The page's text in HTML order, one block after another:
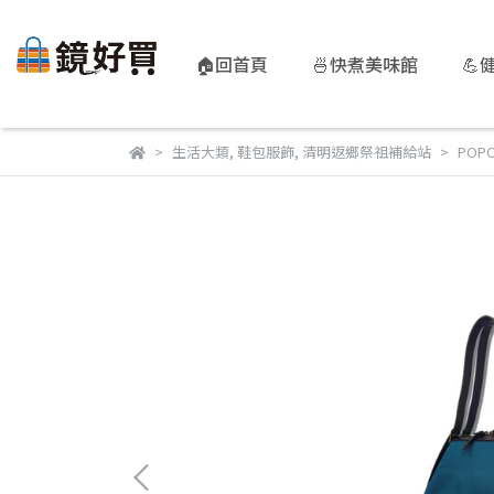
🏠回首頁 🍜快煮美味館 💪
生活大類, 鞋包服飾, 清明返鄉祭祖補給站